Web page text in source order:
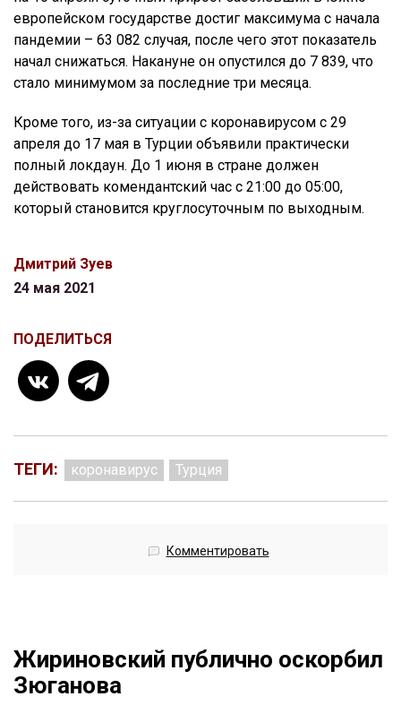
европейском государстве достиг максимума с начала
пандемии – 63 082 случая, после чего этот показатель
начал снижаться. Накануне он опустился до 7 839, что
стало минимумом за последние три месяца.
Кроме того, из-за ситуации с коронавирусом с 29
апреля до 17 мая в Турции объявили практически
полный локдаун. До 1 июня в стране должен
действовать комендантский час с 21:00 до 05:00,
который становится круглосуточным по выходным.
Дмитрий Зуев
24 мая 2021
ПОДЕЛИТЬСЯ
ТЕГИ: коронавирус Турция
Комментировать
Жириновский публично оскорбил
Зюганова